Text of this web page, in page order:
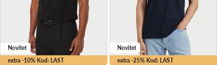
extra -10% Kod: LAST
Novitet
extra -25% Kod: LAST
Novitet